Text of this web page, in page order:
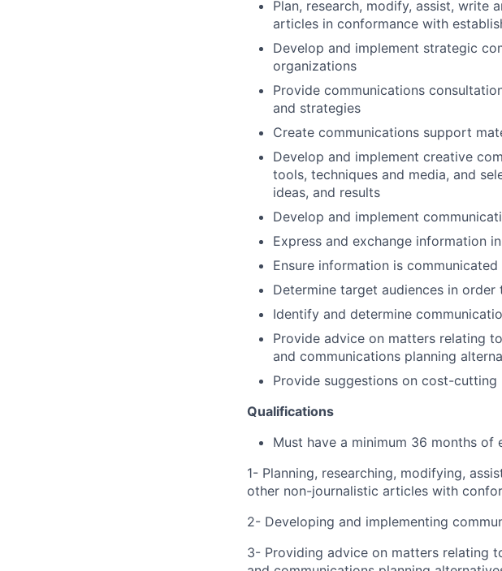
Plan, research, modify, assist, write
articles in conformance with
Develop and implement strategic
organizations
Provide communications
and strategies
Create communications support
Develop and implement creative
tools, techniques and media, and
ideas, and results
Develop and implement
Express and exchange information
Ensure information is
Determine target audiences in
Identify and determine
Provide advice on matters relating
and communications planning
Provide suggestions on cost-
Qualifications
Must have a minimum 36 months
1- Planning, researching, modifying,
other non-journalistic articles with
2- Developing and implementing
3- Providing advice on matters relating